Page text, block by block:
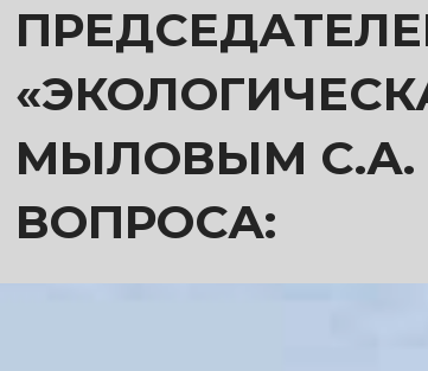
МЫЛОВЫМ С.А.
ВОПРОСА: